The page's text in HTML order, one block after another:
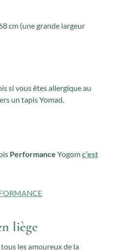
cm (une grande largeur
si vous êtes allergique au
un tapis Yomad.
Performance Yogomc’est
liège
les amoureux de la